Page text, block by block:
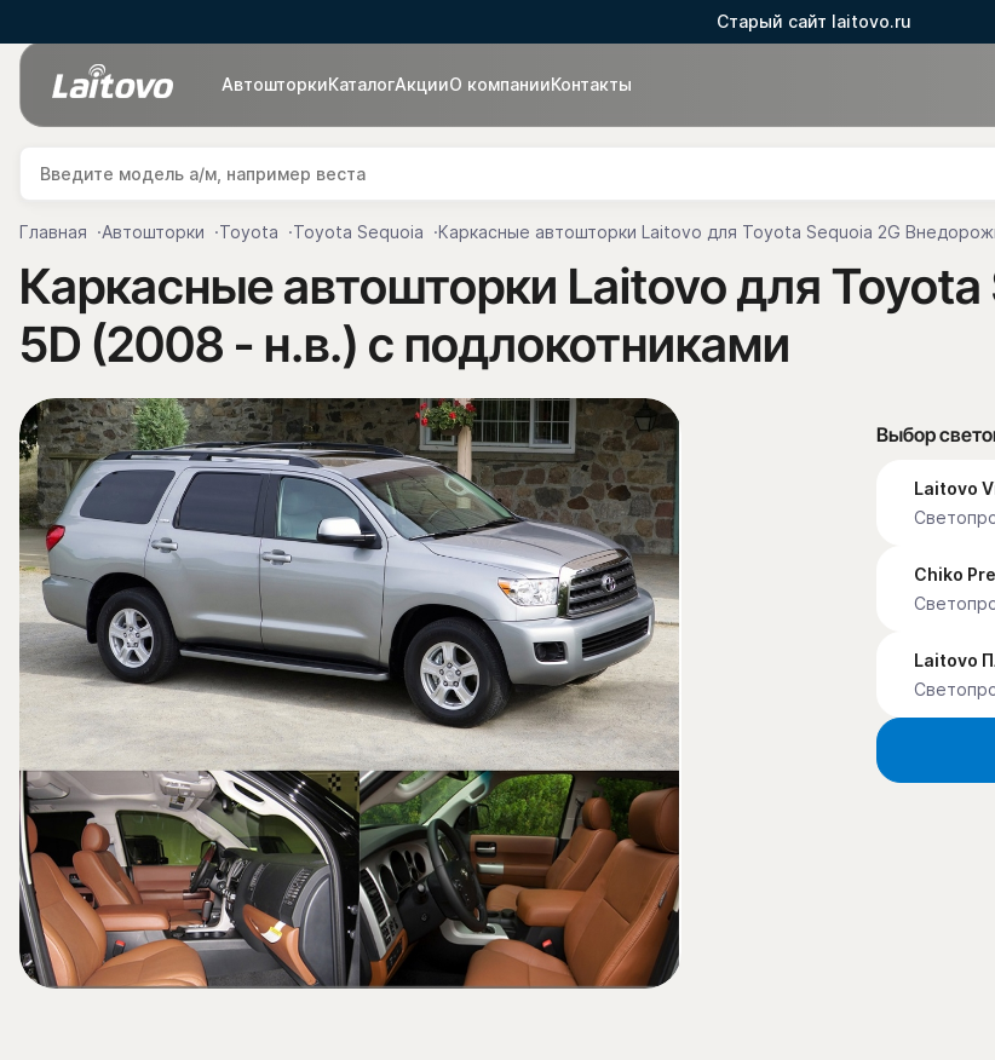
Старый сайт laitovo.ru
АвтошторкиКаталогАкцииО компанииКонтакты
Главная Автошторки Toyota Toyota Sequoia Каркасные автошторки Laitovo для Toyota Sequoia 2G
Каркасные автошторки Laitovo для
5D (2008 - н.в.) с подлокотниками
Выбор
Laitovo
Chiko
Laitovo